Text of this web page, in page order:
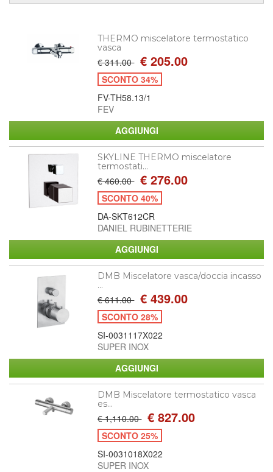
THERMO miscelatore termostatico
vasca
€ 311.00 € 205.00
SCONTO 34%
FV-TH58.13/1
FEV
SKYLINE THERMO miscelatore
termostati...
€ 460.00 € 276.00
SCONTO 40%
DA-SKT612CR
DANIEL RUBINETTERIE
DMB Miscelatore vasca/doccia incasso
...
€ 611.00 € 439.00
SCONTO 28%
SI-0031117X022
SUPER INOX
DMB Miscelatore termostatico vasca
es...
€ 1,110.00 € 827.00
SCONTO 25%
SI-0031018X022
SUPER INOX